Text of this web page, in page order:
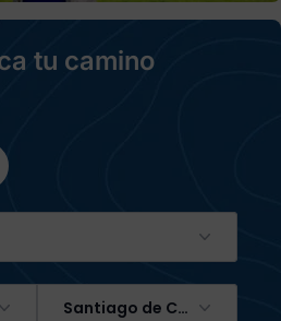
tu camino
Santiago de Compostela